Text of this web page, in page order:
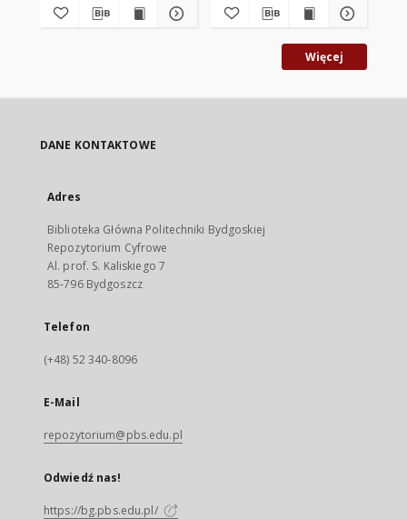
Więcej
DANE KONTAKTOWE
Adres
Biblioteka Główna Politechniki Bydgoskiej
Repozytorium Cyfrowe
Al. prof. S. Kaliskiego 7
85-796 Bydgoszcz
Telefon
(+48) 52 340-8096
E-Mail
repozytorium@pbs.edu.pl
Odwiedź nas!
https://bg.pbs.edu.pl/